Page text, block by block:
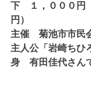
下　１，０００円
円）
主催　菊池市市民
主人公「岩崎ちひ
身　有田佳代さん